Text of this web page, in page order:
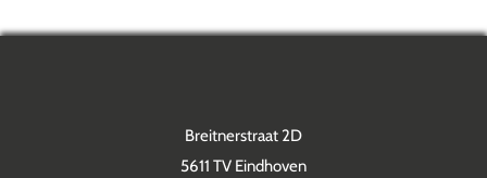
Breitnerstraat 2D
5611 TV Eindhoven